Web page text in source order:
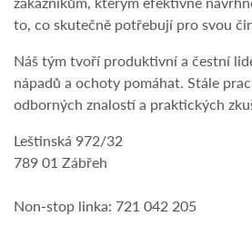
to, co skutečně potřebují pro svou
Náš tým tvoří produktivní a čestní
nápadů a ochoty pomáhat. Stále
odborných znalostí a praktických
Leštinská 972/32
789 01 Zábřeh
Non-stop linka: 721 042 205